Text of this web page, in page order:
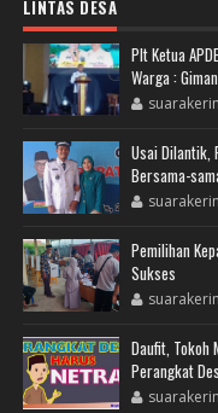
LINTAS DESA
Plt Ketua
Warga :
Usai Dilantik,
Bersama-
Pemilihan
Sukses
Daufit, Tokoh
Perangkat